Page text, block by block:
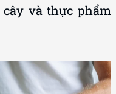
và thực phẩm